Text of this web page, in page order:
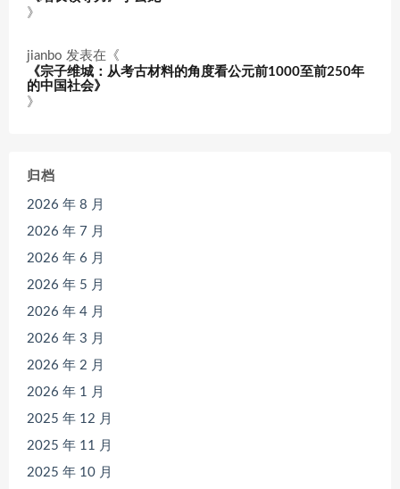
》
jianbo 发表在《
《宗子维城：从考古材料的角度看公元前1000至前250年
的中国社会》
》
归档
2026 年 8 月
2026 年 7 月
2026 年 6 月
2026 年 5 月
2026 年 4 月
2026 年 3 月
2026 年 2 月
2026 年 1 月
2025 年 12 月
2025 年 11 月
2025 年 10 月